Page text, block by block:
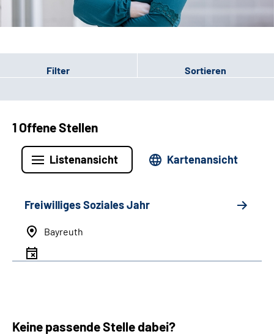
Patienten-Login
Filter Sortieren
1 Offene Stellen
Listenansicht Kartenansicht
Freiwilliges Soziales Jahr
Bayreuth
Keine passende Stelle dabei?